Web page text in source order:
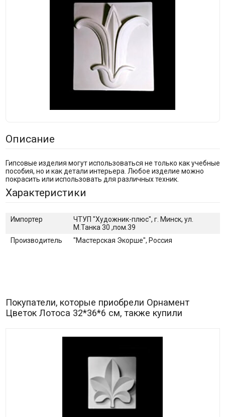
Описание
Гипсовые изделия могут использоваться не только как учебные
пособия, но и как детали интерьера. Любое изделие можно
покрасить или использовать для различных техник.
Характеристики
Импортер
ЧТУП "Художник-плюс", г. Минск, ул.
М.Танка 30 ,пом.39
Производитель
"Мастерская Экорше", Россия
Покупатели, которые приобрели Орнамент
Цветок Лотоса 32*36*6 см, также купили